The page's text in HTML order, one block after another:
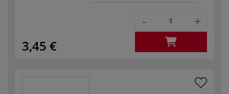
3,45 €
- +